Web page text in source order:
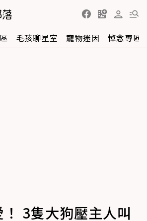
毛孩聊星室 寵物迷因 悼念專區
3隻大狗壓主人叫